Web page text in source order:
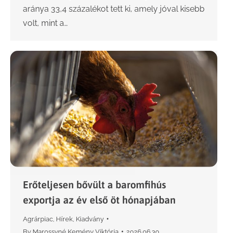
aránya 33,4 százalékot tett ki, amely jóval kisebb
volt, mint a…
Erőteljesen bővült a baromfihús
exportja az év első öt hónapjában
Agrárpiac Hírek Kiadvány